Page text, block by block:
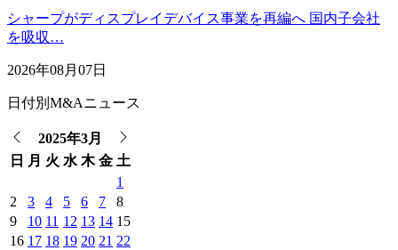
シャープがディスプレイデバイス事業を再編へ 国内子会社
を吸収…
2026年08月07日
日付別M&Aニュース
2025年3月
日
月 火 水 木 金 土
1
2
3 4 5 6 7
8
9
10 11 12 13 14 15
16 17 18 19 20 21 22